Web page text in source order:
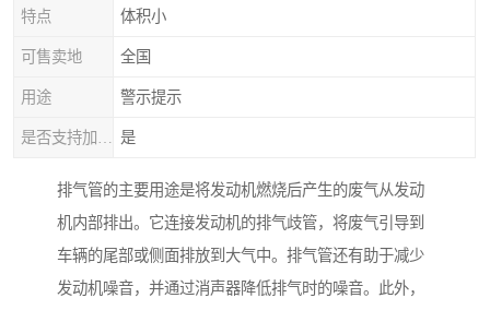
特点 体积小
可售卖地 全国
用途 警示提示
是
排气管的主要用途是将发动机燃烧后产生的废气从发动
机内部排出。它连接发动机的排气歧管，将废气引导到
车辆的尾部或侧面排放到大气中。排气管还有助于减少
发动机噪音，并通过消声器降低排气时的噪音。此外，